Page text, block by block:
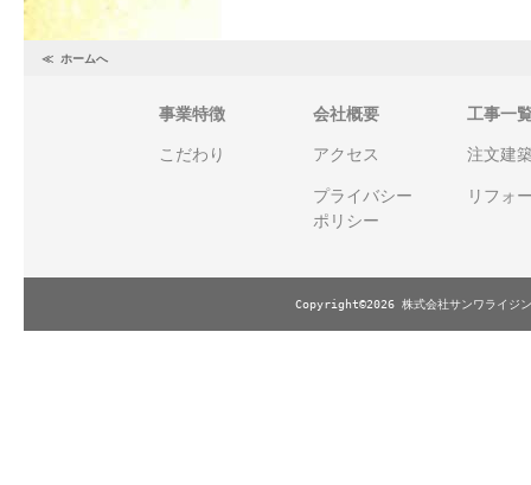
≪ ホームへ
事業特徴
こだわり
会社概要
アクセス
プライバシー
ポリシー
工事一
注文建
リフォ
Copyright©2026 株式会社サンワライ